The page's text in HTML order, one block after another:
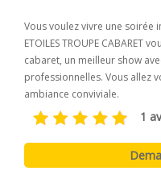
Vous voulez vivre une soirée
ETOILES TROUPE CABARET
cabaret, un meilleur show
professionnelles. Vous allez
ambiance conviviale.
1